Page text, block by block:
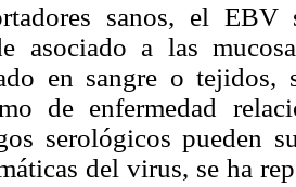
sanos, el EBV
asociado a las
en sangre o tejidos,
de enfermedad
serológicos pueden
del virus, se ha